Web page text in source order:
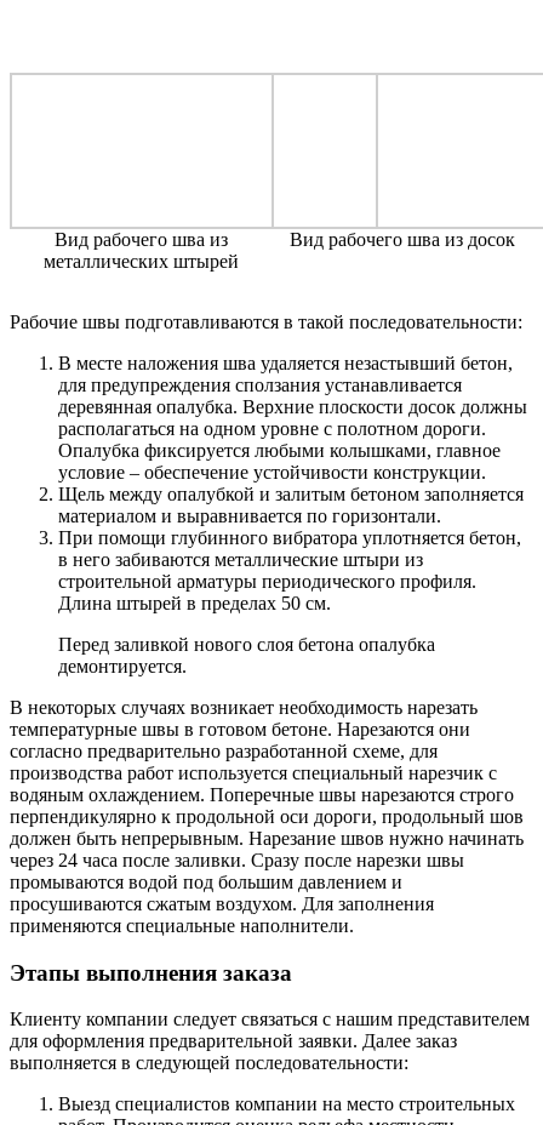
Вид рабочего шва из
металлических штырей
Вид рабочего шва из досок
Рабочие швы подготавливаются в такой последовательности:
В месте наложения шва удаляется незастывший бетон,
для предупреждения сползания устанавливается
деревянная опалубка. Верхние плоскости досок должны
располагаться на одном уровне с полотном дороги.
Опалубка фиксируется любыми колышками, главное
условие – обеспечение устойчивости конструкции.
Щель между опалубкой и залитым бетоном заполняется
материалом и выравнивается по горизонтали.
При помощи глубинного вибратора уплотняется бетон,
в него забиваются металлические штыри из
строительной арматуры периодического профиля.
Длина штырей в пределах 50 см.
Перед заливкой нового слоя бетона опалубка
демонтируется.
В некоторых случаях возникает необходимость нарезать
температурные швы в готовом бетоне. Нарезаются они
согласно предварительно разработанной схеме, для
производства работ используется специальный нарезчик с
водяным охлаждением. Поперечные швы нарезаются строго
перпендикулярно к продольной оси дороги, продольный шов
должен быть непрерывным. Нарезание швов нужно начинать
через 24 часа после заливки. Сразу после нарезки швы
промываются водой под большим давлением и
просушиваются сжатым воздухом. Для заполнения
применяются специальные наполнители.
Этапы выполнения заказа
Клиенту компании следует связаться с нашим представителем
для оформления предварительной заявки. Далее заказ
выполняется в следующей последовательности:
Выезд специалистов компании на место строительных